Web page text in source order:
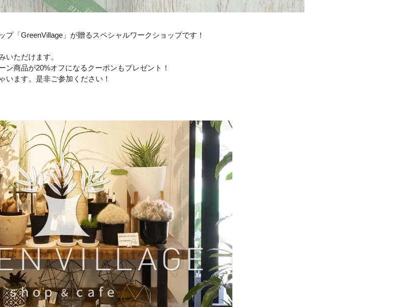
「GreenVillage」が贈るスペシャルワークショップです！
いただけます。
商品が20%オフになるクーポンもプレゼント！
います。是非ご参加ください！